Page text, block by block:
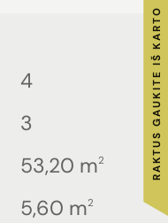
4
3
53,20 m2
5,60 m2
RAKTUS GAUKITE IŠ KARTO